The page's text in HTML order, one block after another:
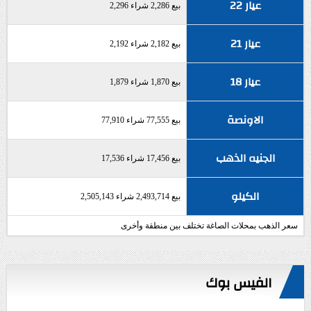
عيار 22 بيع 2,286 شراء 2,296
عيار 21 بيع 2,182 شراء 2,192
عيار 18 بيع 1,870 شراء 1,879
الاونصة بيع 77,555 شراء 77,910
الجنيه الذهب بيع 17,456 شراء 17,536
الكيلو بيع 2,493,714 شراء 2,505,143
سعر الذهب بمحلات الصاغة تختلف بين منطقة وأخرى
الفيس بوك